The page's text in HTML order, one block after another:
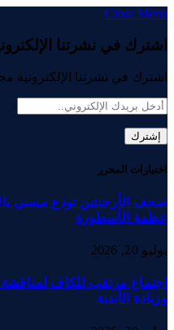
Close Menu
اشترك في نشرتنا
اشترك في نشرتنا الإلكترونية
اختيارات المحرر
صحف الأرجنتين تودع ميسي
عظمة الأسطورة
يوليو 20, 2026
اجتماع مرتقب للكاف لمناقشة
وزيادة الأندية